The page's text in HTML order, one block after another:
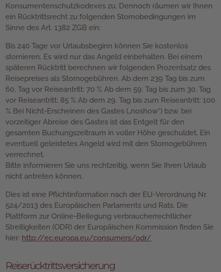
Konsumentenschutzkodexes zu. Dennoch räumen wir Ihnen
ein Rücktrittsrecht zu folgenden Stornobedingungen im
Sinne des Art. 1382 ZGB ein:
Bis 240 Tage vor Urlaubsbeginn können Sie kostenlos
stornieren. Es wird nur das Angeld einbehalten. Bei einem
späteren Rücktritt berechnen wir folgenden Prozentsatz des
Reisepreises als Stornogebühren. Ab dem 239 Tag bis zum
60. Tag vor Reiseantritt: 70 % Ab dem 59. Tag bis zum 30. Tag
vor Reiseantritt: 85 % Ab dem 29. Tag bis zum Reiseantritt: 100
% Bei Nicht-Erscheinen des Gastes („noshow“) bzw. bei
vorzeitiger Abreise des Gastes ist das Entgelt für den
gesamten Buchungszeitraum in voller Höhe geschuldet. Ein
eventuell geleistetes Angeld wird mit den Stornogebühren
verrechnet.
Bitte informieren Sie uns rechtzeitig, wenn Sie Ihren Urlaub
nicht antreten können.
Dies ist eine Pflichtinformation nach der EU-Verordnung Nr.
524/2013 des Europäischen Parlaments und Rats. Die
Plattform zur Online-Beilegung verbraucherrechtlicher
Streitigkeiten (ODR) der Europäischen Kommission finden Sie
hier: http://ec.europa.eu/consumers/odr/
Reiserücktrittsversicherung